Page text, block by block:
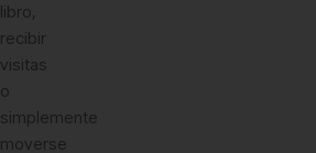
libro,
recibir
visitas
o
simplemente
moverse